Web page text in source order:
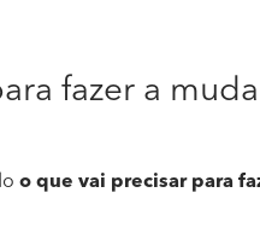
fazer a
o que vai precisar para